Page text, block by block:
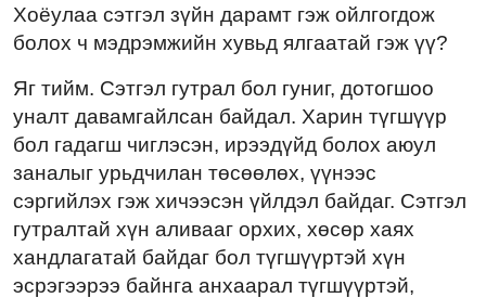
Хоёулаа сэтгэл зүйн дарамт гэж ойлгогдож
болох ч мэдрэмжийн хувьд ялгаатай гэж үү?
Яг тийм. Сэтгэл гутрал бол гуниг, дотогшоо
уналт давамгайлсан байдал. Харин түгшүүр
бол гадагш чиглэсэн, ирээдүйд болох аюул
заналыг урьдчилан төсөөлөх, үүнээс
сэргийлэх гэж хичээсэн үйлдэл байдаг. Сэтгэл
гутралтай хүн аливааг орхих, хөсөр хаях
хандлагатай байдаг бол түгшүүртэй хүн
эсрэгээрээ байнга анхаарал түгшүүртэй,